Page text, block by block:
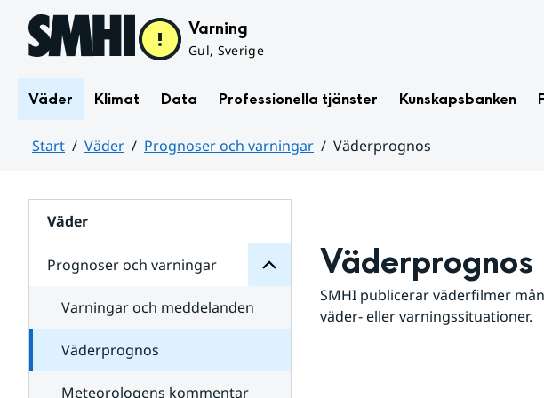
Hoppa till sidans innehåll Varning
Gul, Sverige
Väder Klimat Data Professionella tjänster Kunskapsbanken
Start Väder Prognoser och varningar
Väderprognos
Väder
Prognoser och varningar
för
varningar
Varningar och meddelanden
Väderprognos
Meteorologens kommentar
Väderprognos
SMHI publicerar väderfilmer
väder- eller varningssituationer.